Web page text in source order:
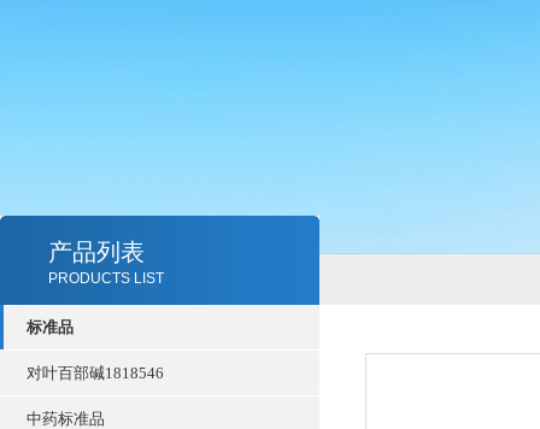
产品列表
PRODUCTS LIST
标准品
对叶百部碱1818546
中药标准品